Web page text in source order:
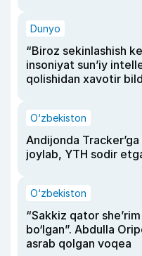
Dunyo
“Biroz sekinlashish
insoniyat sun’iy
qolishidan xavotir
O‘zbekiston
Andijonda
joylab, YTH sodir
O‘zbekiston
“Sakkiz qator
bo‘lgan”. Abdulla
asrab qolgan voqea